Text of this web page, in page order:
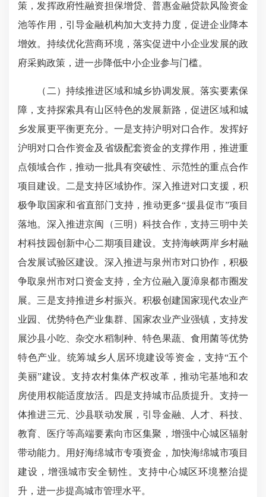
策，发挥政府性融资担保增贷、普惠金融贷款风险资金
池等作用，引导金融机构加大支持力度，促进企业降本
增效。持续优化营商环境，落实促进中小企业发展的政
府采购政策，进一步降低中小企业参与门槛。
（二）持续推进区域和城乡协调发展。落实要素保
障，支持探索具有山区特色的发展新路，促进区域和城
乡发展更平衡更充分。一是支持沪明对口合作。发挥好
沪明对口合作资金及省级配套资金的支撑作用，推进重
点领域合作，推动一批具有突破性、示范性的重点合作
项目建设。二是支持区域协作。深入推进对口支援，积
极争取国家和省直部门支持，推动更多“援县促市”项目
落地。深入推进京闽（三明）科技合作，支持三明中关
村科技园创新中心二期项目建设。支持海峡两岸乡村融
合发展试验区建设。深入推进与泉州市对口协作，积极
争取泉州市对口资金支持，全方位融入厦漳泉都市圈发
展。三是支持推进乡村振兴。积极创建国家现代农业产
业园、优势特色产业集群、国家农业产业强镇，支持发
展沙县小吃、杂交水稻制种、特色果蔬、食用菌等优势
特色产业。统筹城乡人居环境建设等资金，支持“五个
美丽”建设。支持农村集体产权改革，推动宅基地和农
房使用权能适度放活。四是支持城市品质提升。支持一
体推进三元、沙县联动发展，引导金融、人才、科技、
教育、医疗等高端要素向市区集聚，增强中心城区辐射
带动能力。用好海绵城市专项资金，加快海绵城市项目
建设，增强城市安全韧性。支持中心城区环境整治提
升，进一步提高城市管理水平。